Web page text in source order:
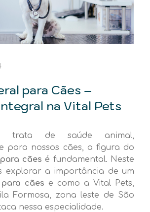
para Cães –
na Vital Pets
trata de saúde animal,
para nossos cães, a figura do
cães é fundamental. Neste
explorar a importância de um
cães e como a Vital Pets,
Formosa, zona leste de São
nessa especialidade.